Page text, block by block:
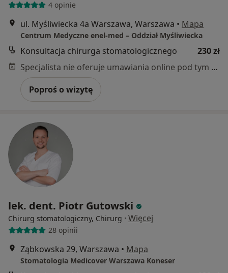
4 opinie
ul. Myśliwiecka 4a Warszawa, Warszawa • Mapa
Centrum Medyczne enel-med – Oddział Myśliwiecka
Konsultacja chirurga stomatologicznego
230 zł
Specjalista nie oferuje umawiania online pod tym adresem.
Poproś o wizytę
lek. dent. Piotr Gutowski
Chirurg stomatologiczny, Chirurg · Więcej
28 opinii
Ząbkowska 29, Warszawa • Mapa
Stomatologia Medicover Warszawa Koneser